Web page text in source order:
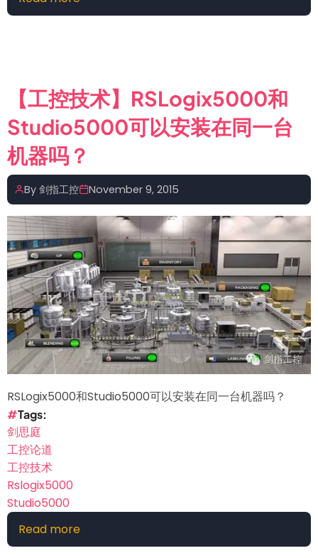
如
自
动
将
邮
件
的
附
保
存
到
自
己
的
电
脑
上
【工控技术】RSLogix5000和
Studio5000可以安装在同一台
机器吗？
By 剑指工控 November 9, 2015
RSLogix5000和Studio5000可以安装在同一台机器吗？
Tags
剑思庭
工控论道
工控技术
Rslogix5000
Studio5000
Read more
【工